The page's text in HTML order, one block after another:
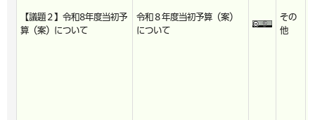
【議題２】令和8年度当初予
算（案）について
令和８年度当初予算（案）
について
その
他